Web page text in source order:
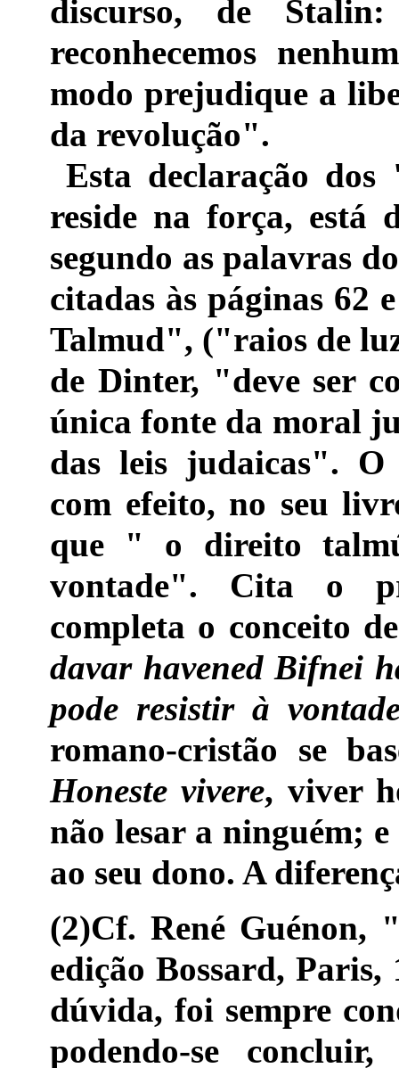
discurso, de
reconhecemos
modo prejudique a
da revolução".
Esta declaração
reside na força, está
segundo as palavras
citadas às páginas 62
Talmud", ("raios de
de Dinter, "deve ser
única fonte da moral
das leis judaicas".
com efeito, no seu
que " o direito
vontade". Cita o
completa o conceito
davar havened Bifnei
pode resistir à
romano-cristão se
Honeste vivere, viver
não lesar a ninguém; e
ao seu dono. A
(2)Cf. René Guénon,
edição Bossard,
dúvida, foi sempre
podendo-se